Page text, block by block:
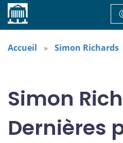
Accueil
Accueil Simon Richards
Simon
Dernières